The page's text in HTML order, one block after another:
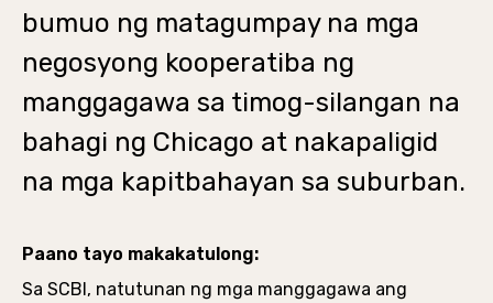
bumuo ng matagumpay na mga
negosyong kooperatiba ng
manggagawa sa timog-silangan na
bahagi ng Chicago at nakapaligid
na mga kapitbahayan sa suburban.
Paano tayo makakatulong:
Sa SCBI, natutunan ng mga manggagawa ang